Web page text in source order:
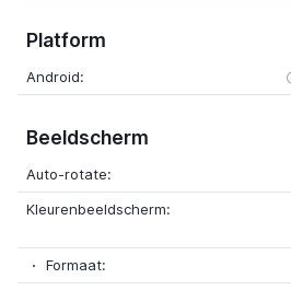
Platform
Android:
Beeldscherm
Auto-rotate:
Kleurenbeeldscherm:
Formaat: